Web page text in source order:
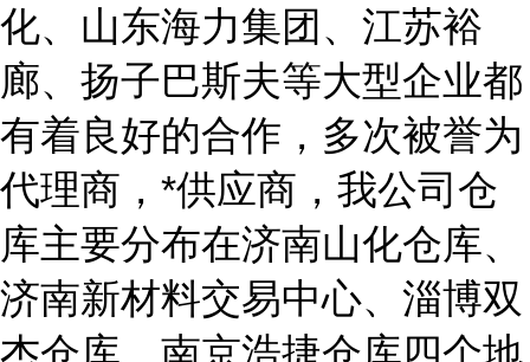
化、山东海力集团、江苏裕
廊、扬子巴斯夫等大型企业都
有着良好的合作，多次被誉为
代理商，*供应商，我公司仓
库主要分布在济南山化仓库、
济南新材料交易中心、淄博双
杰仓库、南京浩捷仓库四个地